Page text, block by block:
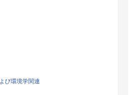
び環境学関連